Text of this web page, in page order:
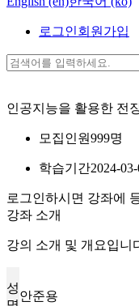
로그인회원가입
인공지능을 활용한 전
모집인원999명
학습기간2024-
로그인하시면 강좌에
강좌 소개
강의 소개 및 개요입니
성
안준용